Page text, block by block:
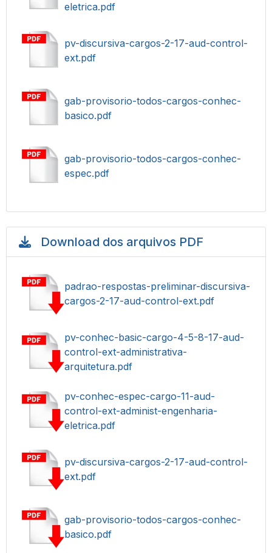
eletrica.pdf
pv-discursiva-cargos-2-17-aud-control-
ext.pdf
gab-provisorio-todos-cargos-conhec-
basico.pdf
gab-provisorio-todos-cargos-conhec-
espec.pdf
Download dos arquivos PDF
padrao-respostas-preliminar-discursiva-
cargos-2-17-aud-control-ext.pdf
pv-conhec-basic-cargo-4-5-8-17-aud-
control-ext-administrativa-
arquitetura.pdf
pv-conhec-espec-cargo-11-aud-
control-ext-administ-engenharia-
eletrica.pdf
pv-discursiva-cargos-2-17-aud-control-
ext.pdf
gab-provisorio-todos-cargos-conhec-
basico.pdf